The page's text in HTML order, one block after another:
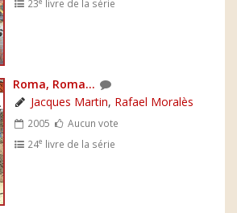
23 livre de la série
Roma, Roma...
Jacques Martin, Rafael Moralès
2005
Aucun vote
24e livre de la série